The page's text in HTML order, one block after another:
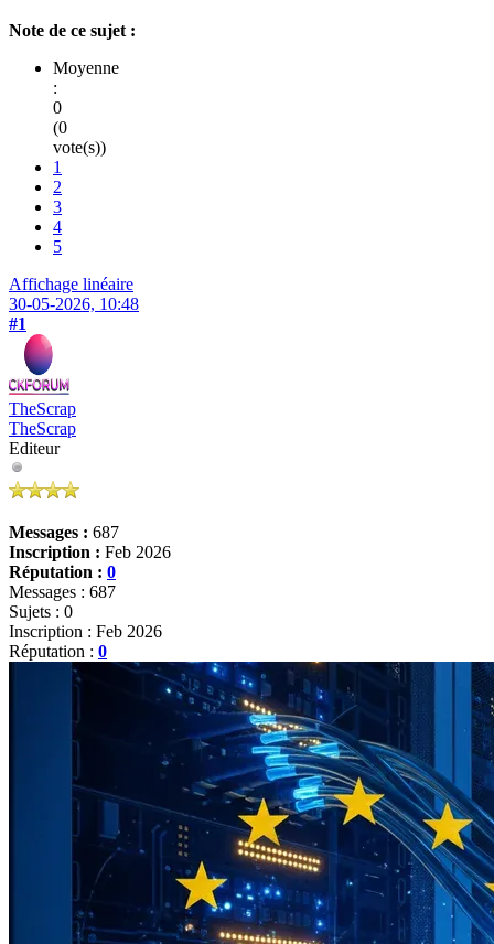
Note de ce sujet :
Moyenne
:
0
(0
vote(s))
1
2
3
4
5
Affichage linéaire
30-05-2026, 10:48
#1
TheScrap
TheScrap
Editeur
Messages : 687
Inscription : Feb 2026
Réputation : 0
Messages : 687
Sujets : 0
Inscription : Feb 2026
Réputation : 0